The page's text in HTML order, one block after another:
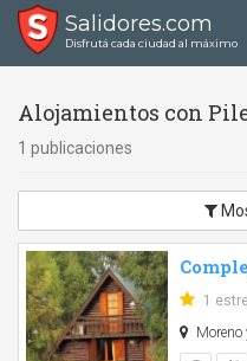
Salidores.com
Disfrutá cada ciudad al máximo
Alojamientos con
1 publicaciones
1
Moreno